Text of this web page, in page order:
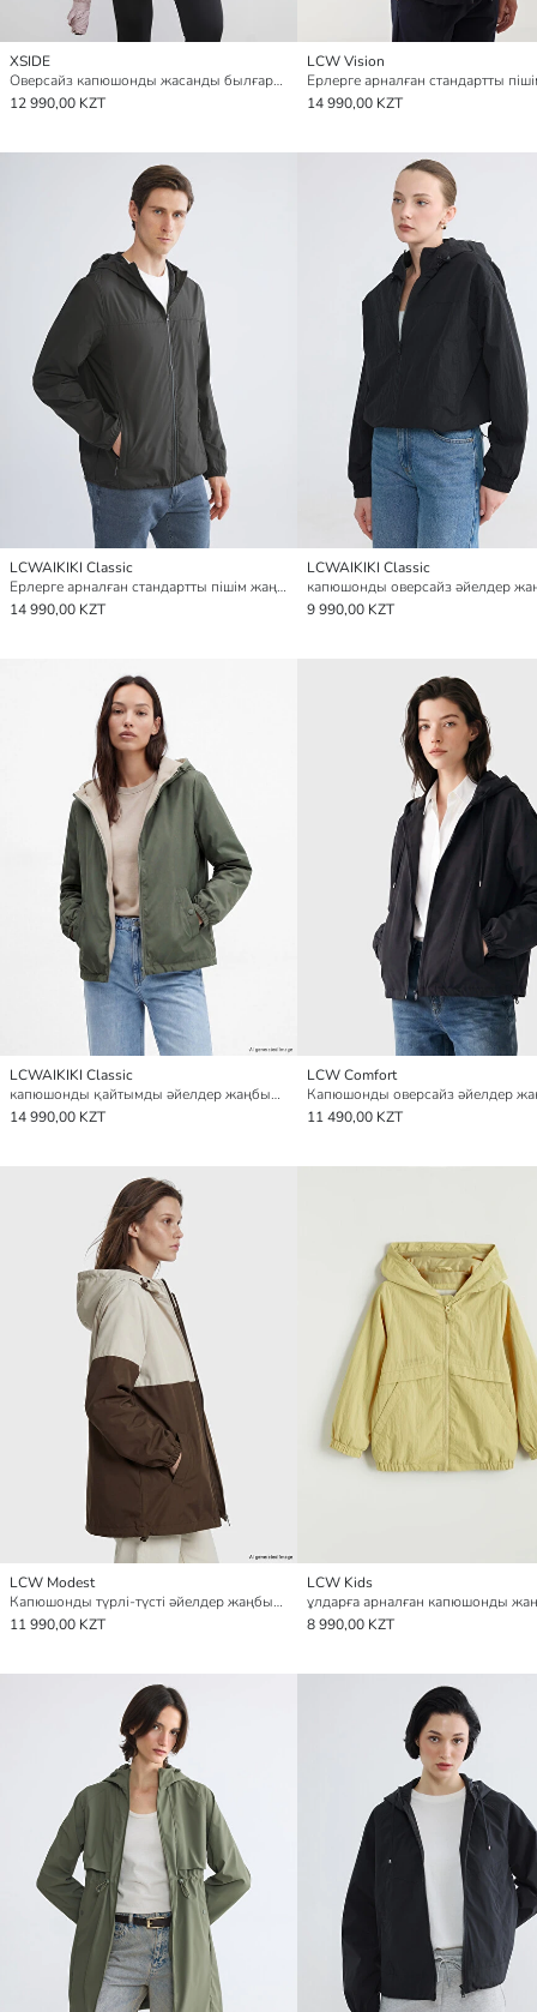
XSIDE
Оверсайз капюшонды жасанды былғары жаңбырдан қорғайтын жамылғы
12 990,00 KZT
LCW Vision
14 990,00 KZT
LCWAIKIKI Classic
Ерлерге арналған стандартты пішім жаңбырға арналған күрте
14 990,00 KZT
LCWAIKIKI Classic
9 990,00 KZT
LCWAIKIKI Classic
капюшонды қайтымды әйелдер жаңбырдан қорғайтын жамылғы
14 990,00 KZT
LCW Comfort
11 490,00 KZT
LCW Modest
Капюшонды түрлі-түсті әйелдер жаңбырдан қорғайтын жамылғы
11 990,00 KZT
LCW Kids
8 990,00 KZT